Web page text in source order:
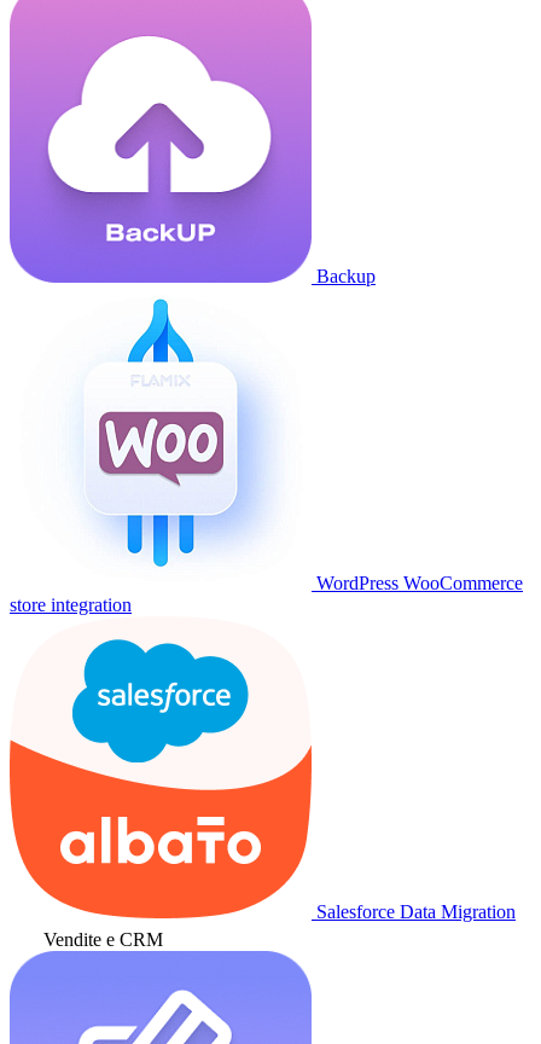
Backup
WordPress WooCommerce
store integration
Salesforce Data Migration
Vendite e CRM